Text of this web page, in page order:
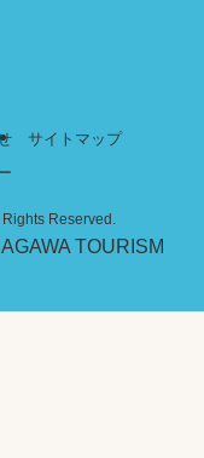
サイトマップ
Reserved.
TOURISM